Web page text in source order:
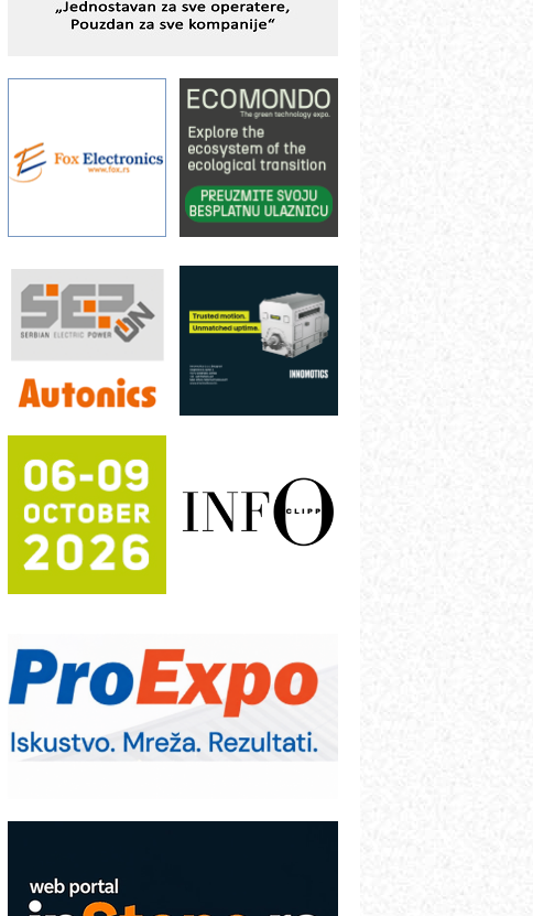
STAUFF – Komponente koje
povećavaju pouzdanost hidrauličkih
YAMADA pumpe – japanska
pouzdanost u transferu fluida
Filtration Group Industrial – Napredna
rešenja za filtraciju u hidrauličkim i
procesnim sistemima
RILINEX kompanije Rittal
automatizaciju
Efikasno upravljanje energijom
Automatizacija pakovanja · Display
Potpuna efikasnost bez složenih
sistema
Trajna oznaka kao dugoročna korist
Bezbednost na prvom mestu!
IB BLUMENAUER - više od 40 godina
poverenja u industriji
RMQ-TITAN ADVANCED INDICATOR
upravljanje mašinama
solarnim elektranama i vetroparkovima
Pranje točkova na gradilištu- standard
modernog i odgovornog građenja
Proizvodnja iC7 Hybrid 1500 VDC
mrežnog pretvarača sa tečnim
ROSA i SCHUNK podižu proizvodnju
na viši nivo